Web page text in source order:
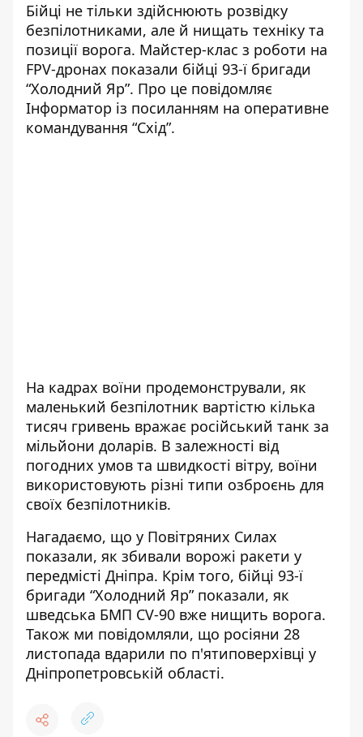
Бійці не тільки здійснюють розвідку
безпілотниками, але й нищать техніку та
позиції ворога. Майстер-клас з роботи на
FPV-дронах показали бійці 93-ї бригади
“Холодний Яр”. Про це повідомляє
Інформатор із посиланням на оперативне
командування “Схід”.
На кадрах воїни продемонстрували, як
маленький безпілотник вартістю кілька
тисяч гривень вражає російський танк за
мільйони доларів. В залежності від
погодних умов та швидкості вітру, воїни
використовують різні типи озброєнь для
своїх безпілотників.
Нагадаємо, що у Повітряних Силах
показали, як збивали ворожі ракети у
передмісті Дніпра. Крім того, бійці 93-ї
бригади “Холодний Яр” показали, як
шведська БМП CV-90 вже нищить ворога.
Також ми повідомляли, що росіяни 28
листопада вдарили по п'ятиповерхівці у
Дніпропетровській області.